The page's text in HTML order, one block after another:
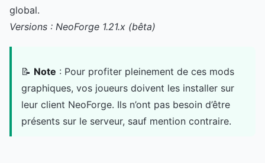
global.
Versions : NeoForge 1.21.x (bêta)
📝 Note : Pour profiter pleinement de ces mods
graphiques, vos joueurs doivent les installer sur
leur client NeoForge. Ils n’ont pas besoin d’être
présents sur le serveur, sauf mention contraire.